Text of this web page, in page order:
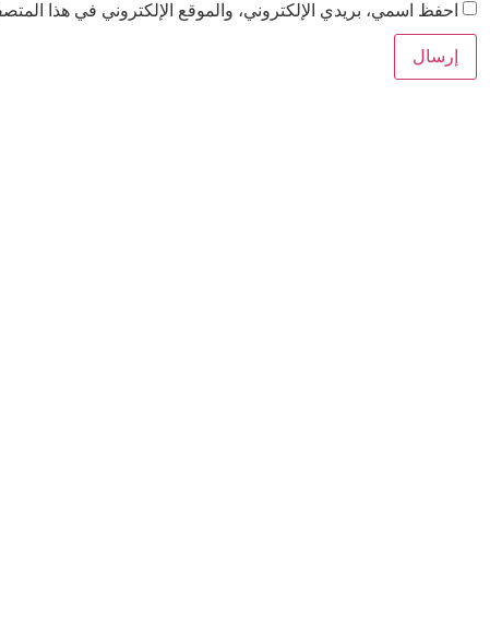
احفظ اسمي، بريدي الإلكتروني، والموقع الإلكتروني في هذا